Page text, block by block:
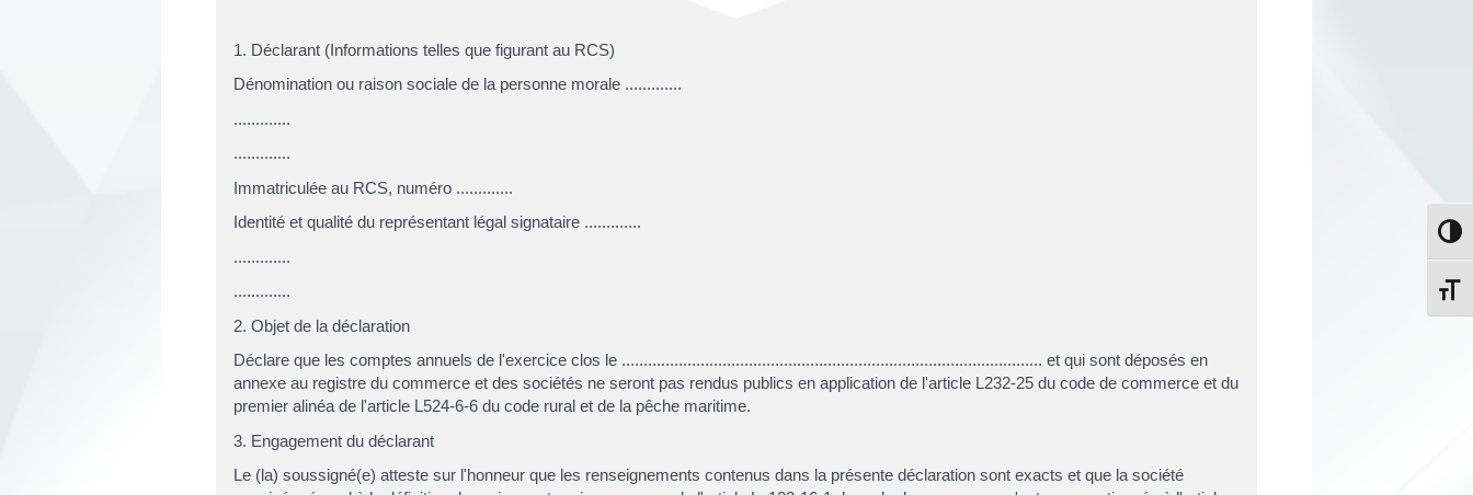
1. Déclarant (Informations telles que figurant au RCS)
Dénomination ou raison sociale de la personne morale .............
.............
.............
Immatriculée au RCS, numéro .............
Identité et qualité du représentant légal signataire .............
.............
.............
2. Objet de la déclaration
Déclare que les comptes annuels de l'exercice clos le ................................................................................................ et qui sont déposés en
annexe au registre du commerce et des sociétés ne seront pas rendus publics en application de l'article L232-25 du code de commerce et du
premier alinéa de l'article L524-6-6 du code rural et de la pêche maritime.
3. Engagement du déclarant
Le (la) soussigné(e) atteste sur l'honneur que les renseignements contenus dans la présente déclaration sont exacts et que la société